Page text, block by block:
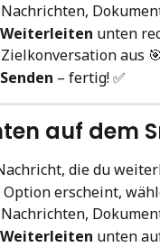
Weiterleiten unten
aus 🎯
Senden – fertig! ✅
auf dem
die du
Option erscheint,
Weiterleiten unten